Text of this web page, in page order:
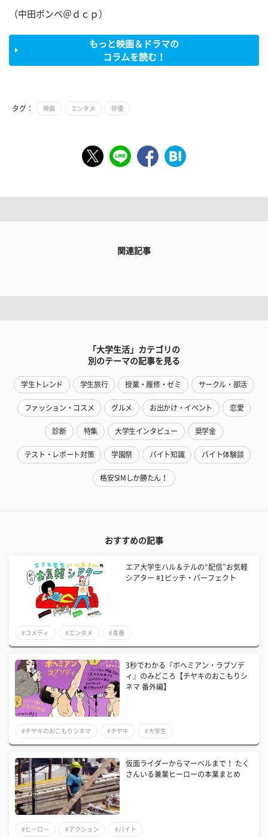
（中田ボンベ＠ｄｃｐ）
もっと映画＆ドラマの
コラムを読む！
タグ： 映画 エンタメ 俳優
関連記事
「大学生活」カテゴリの
別のテーマの記事を見る
学生トレンド 学生旅行 授業・履修・ゼミ サークル・部活
ファッション・コスメ グルメ お出かけ・イベント 恋愛
診断 特集 大学生インタビュー 奨学金
テスト・レポート対策 学園祭 バイト知識 バイト体験談
格安SIMしか勝たん！
おすすめの記事
エア大学生ハル＆テルの“配信”お気軽
シアター #1ピッチ・パーフェクト
#コメディ #エンタメ #青春
3秒でわかる『ボヘミアン・ラプソデ
ィ』のみどころ【チヤキのおこもりシ
ネマ 番外編】
#チヤキのおこもりシネマ #チヤキ #大学生
仮面ライダーからマーベルまで！ たく
さんいる兼業ヒーローの本業まとめ
#ヒーロー #アクション #バイト